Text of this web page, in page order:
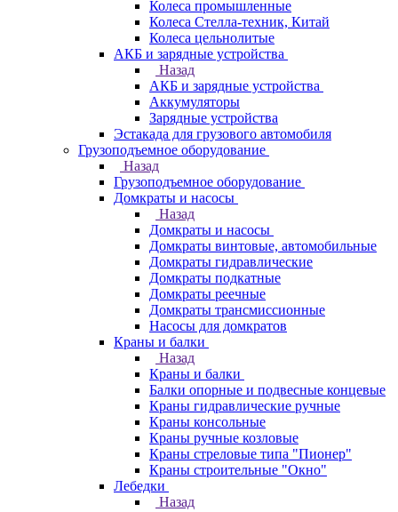
Колеса промышленные
Колеса Стелла-техник, Китай
Колеса цельнолитые
АКБ и зарядные устройства
Назад
АКБ и зарядные устройства
Аккумуляторы
Зарядные устройства
Эстакада для грузового автомобиля
Грузоподъемное оборудование
Назад
Грузоподъемное оборудование
Домкраты и насосы
Назад
Домкраты и насосы
Домкраты винтовые, автомобильные
Домкраты гидравлические
Домкраты подкатные
Домкраты реечные
Домкраты трансмиссионные
Насосы для домкратов
Краны и балки
Назад
Краны и балки
Балки опорные и подвесные концевые
Краны гидравлические ручные
Краны консольные
Краны ручные козловые
Краны стреловые типа "Пионер"
Краны строительные "Окно"
Лебедки
Назад